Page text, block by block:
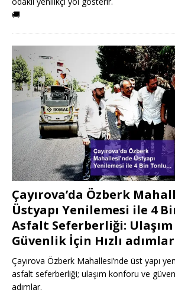
🚚
Çayırova’da Özberk
Üstyapı Yenilemesi ile 4
Asfalt Seferberliği:
Güvenlik İçin Hızlı adımlar
Çayırova Özberk Mahallesi’nde üst yapı
asfalt seferberliği; ulaşım konforu ve
adımlar.